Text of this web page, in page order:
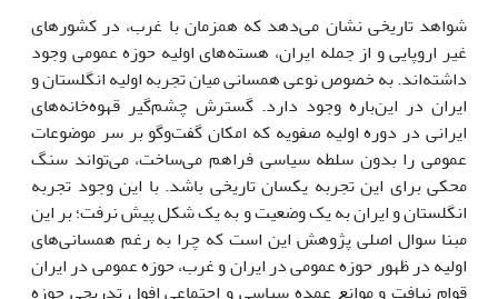
شواهد تاریخی نشان می‌دهد که همزمان با غرب، در کشورهای
غیر اروپایی و از جمله ایران، هسته‌های اولیه حوزه عمومی وجود
داشته‌اند. به خصوص نوعی همسانی میان تجربه اولیه انگلستان و
ایران در این‌باره وجود دارد. گسترش چشم‌گیر قهوه‌خانه‌های
ایرانی در دوره اولیه صفویه که امکان گفت‌وگو بر سر موضوعات
عمومی را بدون سلطه سیاسی فراهم می‌ساخت، می‌تواند سنگ
محکی برای این تجربه یکسان تاریخی باشد. با این وجود تجربه
انگلستان و ایران به یک وضعیت و به یک شکل پیش نرفت؛ بر این
مبنا سوال اصلی پژوهش این است که چرا به رغم همسانی‌های
اولیه در ظهور حوزه عمومی در ایران و غرب، حوزه عمومی در ایران